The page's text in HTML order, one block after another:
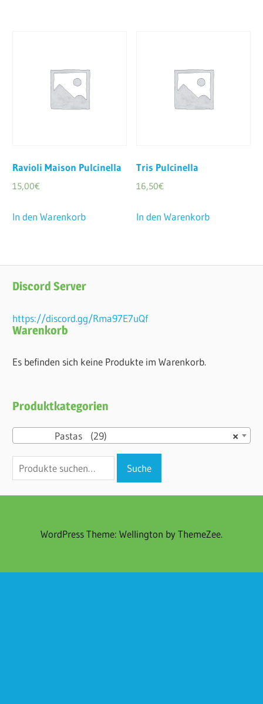
Ravioli Maison Pulcinella
15,00€
In den Warenkorb
Tris Pulcinella
16,50€
In den Warenkorb
Discord Server
https://discord.gg/Rma97E7uQf
Warenkorb
Es befinden sich keine Produkte im Warenkorb.
Produktkategorien
×
Pastas (29)
nach:
Suche
WordPress Theme: Wellington by ThemeZee.